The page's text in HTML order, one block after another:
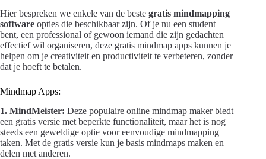
Hier bespreken we enkele van de beste gratis mindmapping
software opties die beschikbaar zijn. Of je nu een student
bent, een professional of gewoon iemand die zijn gedachten
effectief wil organiseren, deze gratis mindmap apps kunnen je
helpen om je creativiteit en productiviteit te verbeteren, zonder
dat je hoeft te betalen.
Mindmap Apps:
1. MindMeister: Deze populaire online mindmap maker biedt
een gratis versie met beperkte functionaliteit, maar het is nog
steeds een geweldige optie voor eenvoudige mindmapping
taken. Met de gratis versie kun je basis mindmaps maken en
delen met anderen.